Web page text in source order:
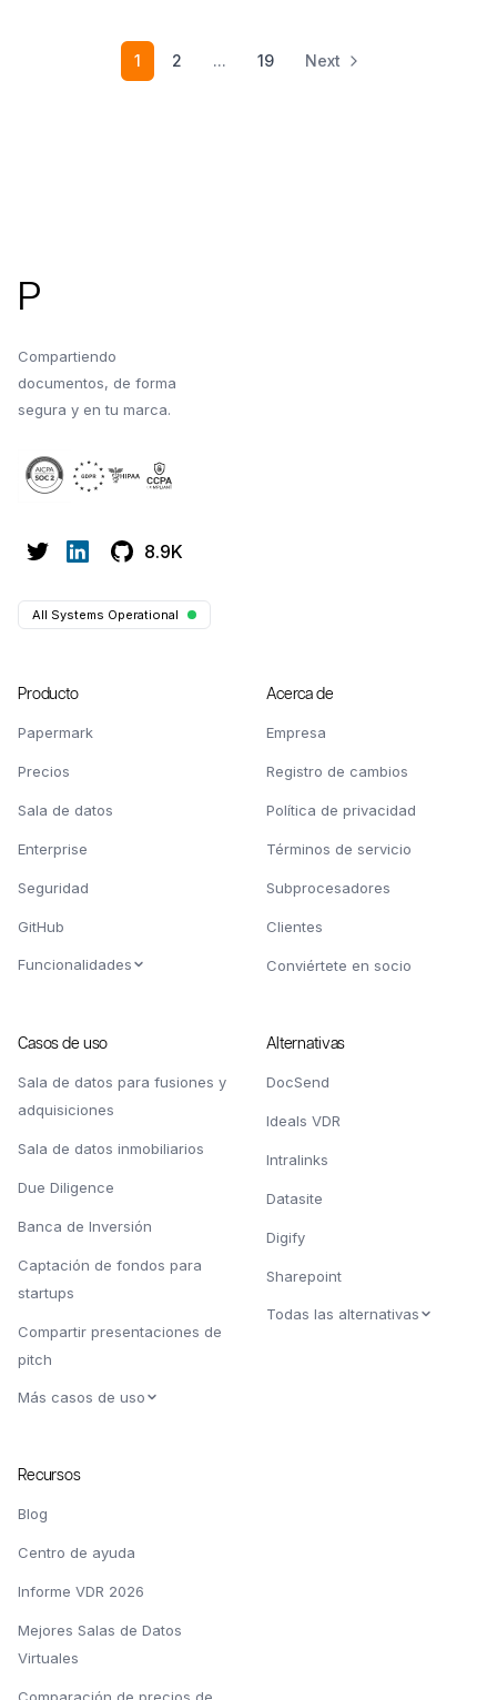
1 2 ... 19 Next
P
Compartiendo
documentos, de forma
segura y en tu marca.
8.9K
All Systems Operational
Producto
Papermark
Precios
Sala de datos
Enterprise
Seguridad
GitHub
Funcionalidades
Acerca de
Empresa
Registro de cambios
Política de privacidad
Términos de servicio
Subprocesadores
Clientes
Conviértete en socio
Casos de uso
Sala de datos para fusiones y
adquisiciones
Sala de datos inmobiliarios
Due Diligence
Banca de Inversión
Captación de fondos para
startups
Compartir presentaciones de
pitch
Más casos de uso
Alternativas
DocSend
Ideals VDR
Intralinks
Datasite
Digify
Sharepoint
Todas las alternativas
Recursos
Blog
Centro de ayuda
Informe VDR 2026
Mejores Salas de Datos
Virtuales